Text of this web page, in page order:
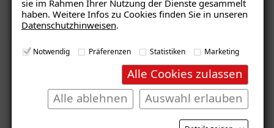
sie im Rahmen Ihrer Nutzung der Dienste gesammelt
haben. Weitere Infos zu Cookies finden Sie in unseren
Datenschutzhinweisen.
Notwendig Präferenzen Statistiken Marketing
Alle Cookies zulassen
Auswahl erlauben
Alle ablehnen
Unverbindliche
Schadensanalyse erhalten
E-Mail eingeben